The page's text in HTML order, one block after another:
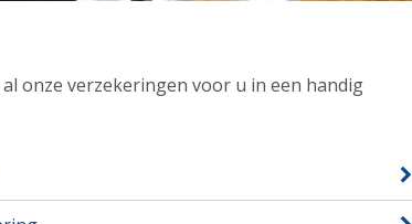
onze verzekeringen voor u in een handig